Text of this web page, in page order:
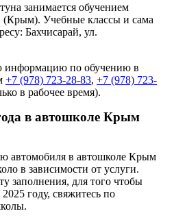
занимается обучением
(Крым). Учебные классы и сама
Бахчисарай, ул.
по обучению в
+7 (978) 723-28-83, +7 (978) 723-
в рабочее время).
в автошколе Крым
автомобиля в автошколе Крым
в зависимости от услуги.
заполнения, для того чтобы
году, свяжитесь по